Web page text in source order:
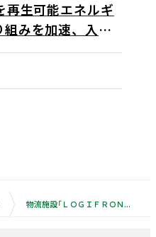
再生可能エネルギ
みを加速、入居
物流施設「ＬＯＧＩＦＲＯＮＴ（ロジフロント）」シリーズ 首都圏第4弾『LOGIFRONT浦安』を着工 関西、関東で８物件を開発、物流施設事業を拡大